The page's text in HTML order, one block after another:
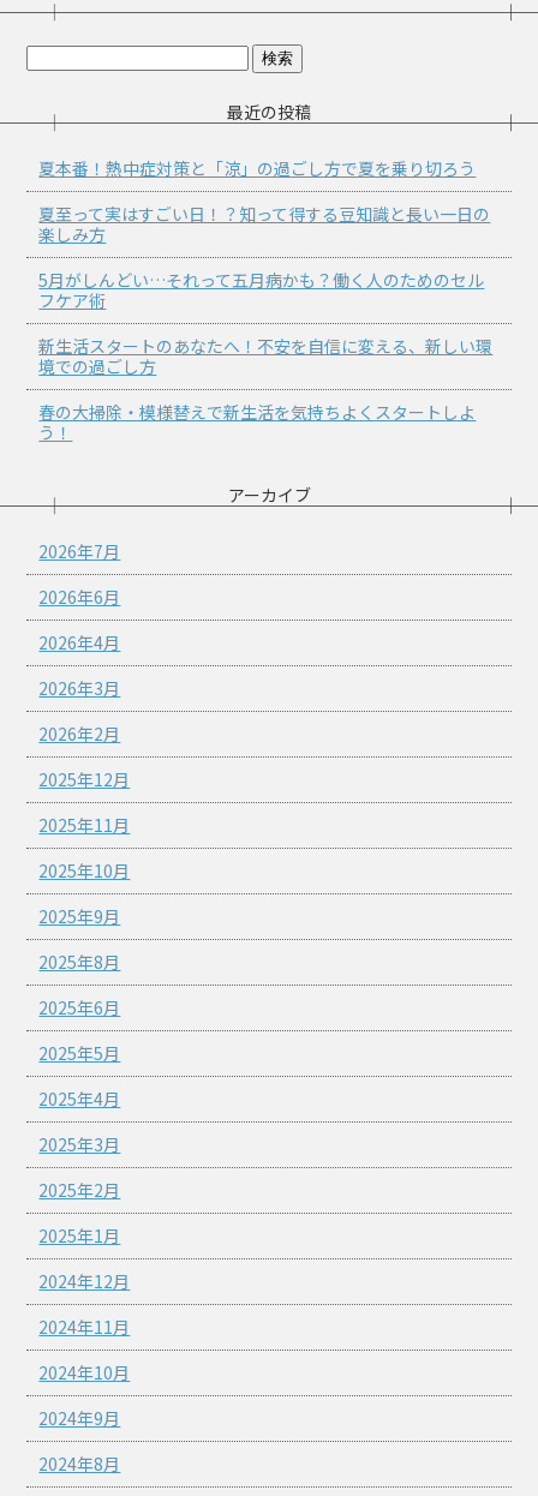
最近の投稿
夏本番！熱中症対策と「涼」の過ごし方で夏を乗り切ろう
夏至って実はすごい日！？知って得する豆知識と長い一日の
楽しみ方
5月がしんどい…それって五月病かも？働く人のためのセル
フケア術
新生活スタートのあなたへ！不安を自信に変える、新しい環
境での過ごし方
春の大掃除・模様替えで新生活を気持ちよくスタートしよ
う！
アーカイブ
2026年7月
2026年6月
2026年4月
2026年3月
2026年2月
2025年12月
2025年11月
2025年10月
2025年9月
2025年8月
2025年6月
2025年5月
2025年4月
2025年3月
2025年2月
2025年1月
2024年12月
2024年11月
2024年10月
2024年9月
2024年8月